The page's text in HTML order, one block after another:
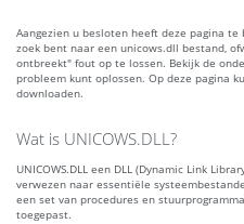
Aangezien u besloten heeft deze pagina
zoek bent naar een unicows.dll bestand,
ontbreekt" fout op te lossen. Bekijk de
probleem kunt oplossen. Op deze pagina
downloaden.
Wat is UNICOWS.DLL?
UNICOWS.DLL een DLL (Dynamic Link
verwezen naar essentiële
een set van procedures en
toegepast.